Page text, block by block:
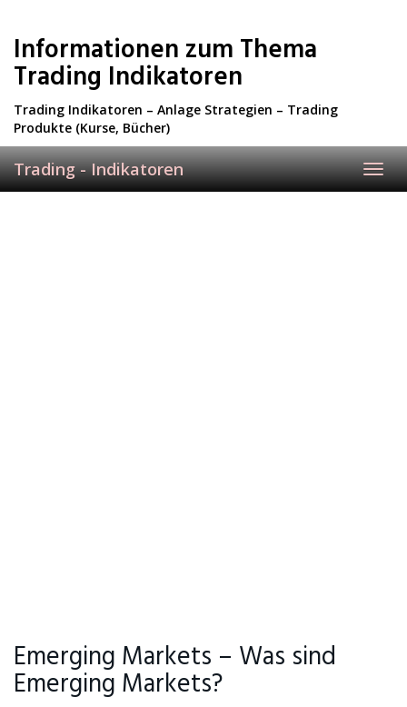
main
content
Informationen zum Thema
Trading Indikatoren
Trading Indikatoren – Anlage Strategien – Trading
Produkte (Kurse, Bücher)
Trading - Indikatoren
Emerging Markets – Was sind
Emerging Markets?